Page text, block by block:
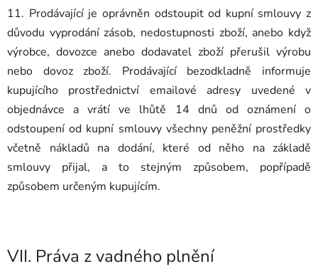
11. Prodávající je oprávněn odstoupit od kupní smlouvy z
důvodu vyprodání zásob, nedostupnosti zboží, anebo když
výrobce, dovozce anebo dodavatel zboží přerušil výrobu
nebo dovoz zboží. Prodávající bezodkladně informuje
kupujícího prostřednictví emailové adresy uvedené v
objednávce a vrátí ve lhůtě 14 dnů od oznámení o
odstoupení od kupní smlouvy všechny peněžní prostředky
včetně nákladů na dodání, které od něho na základě
smlouvy přijal, a to stejným způsobem, popřípadě
způsobem určeným kupujícím.
VII. Práva z vadného plnění